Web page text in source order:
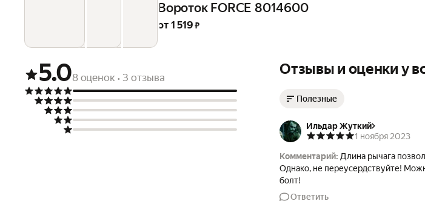
Вороток FORCE 8014600
от 1 519 ₽
5.08 оценок • 3 отзыва Отзывы и оценки у
Полезные
Ильдар Жуткий
1 ноября 2023
Комментарий: Длина рычага
Однако, не переусердствуйте!
болт!
Ответить